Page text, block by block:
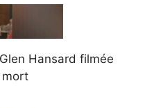
Hansard filmée
mort